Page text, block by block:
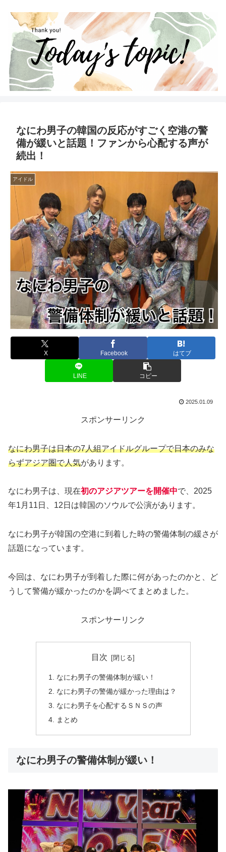
なにわ男子の韓国の反応がすごく空港の警
備が緩いと話題！ファンから心配する声が
続出！
アイドル
X Facebook はてブ
LINE コピー
2025.01.09
スポンサーリンク
なにわ男子は日本の7人組アイドルグループで日本のみな
らずアジア圏で人気があります。
なにわ男子は、現在初のアジアツアーを開催中で、2025
年1月11日、12日は韓国のソウルで公演があります。
なにわ男子が韓国の空港に到着した時の警備体制の緩さが
話題になっています。
今回は、なにわ男子が到着した際に何があったのかと、ど
うして警備が緩かったのかを調べてまとめました。
スポンサーリンク
目次
なにわ男子の警備体制が緩い！
なにわ男子の警備が緩かった理由は？
なにわ男子を心配するＳＮＳの声
まとめ
なにわ男子の警備体制が緩い！